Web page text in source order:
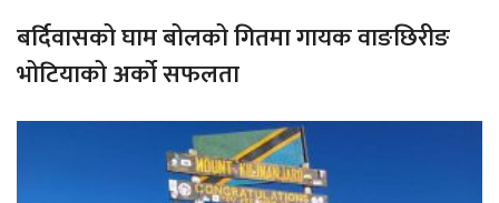
बर्दिवासको घाम बोलको गितमा गायक वाङछिरीङ
भोटियाको अर्को सफलता